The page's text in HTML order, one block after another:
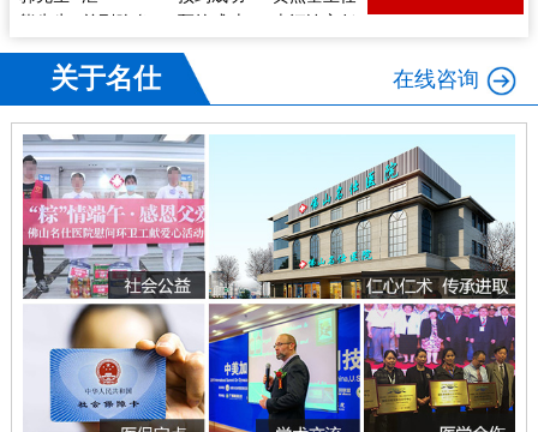
熊先生
前列腺炎 预约成功
李江涛主任
戴先生 痿 预约成功
陈向东主任
李先生 体检 预约成功
林先生
痿 预约成功
张先生 前列腺炎 预约成功
黄烈奎主任
李先生 尿道炎 预约成功
关于名仕 在线咨询